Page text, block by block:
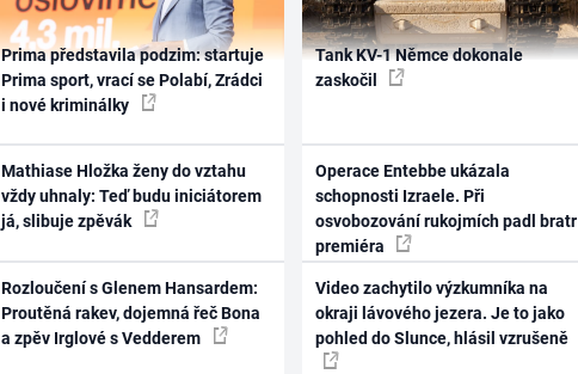
Prima představila podzim: startuje
Prima sport, vrací se Polabí, Zrádci
i nové kriminálky
Mathiase Hložka ženy do vztahu
vždy uhnaly: Teď budu iniciátorem
já, slibuje zpěvák
Rozloučení s Glenem Hansardem:
Proutěná rakev, dojemná řeč Bona
a zpěv Irglové s Vedderem
Tank KV-1 Němce dokonale
zaskočil
Operace Entebbe ukázala
schopnosti Izraele. Při
osvobozování rukojmích padl bratr
premiéra
Video zachytilo výzkumníka na
okraji lávového jezera. Je to jako
pohled do Slunce, hlásil vzrušeně